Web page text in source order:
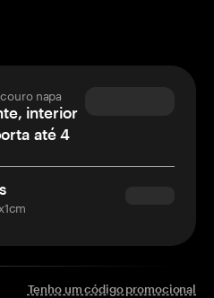
napa
interior
até 4
Tenho um código promocional